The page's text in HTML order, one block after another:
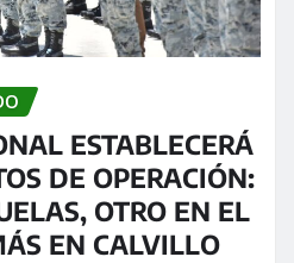
ESTABLECERÁ
DE OPERACIÓN:
OTRO EN EL
EN CALVILLO